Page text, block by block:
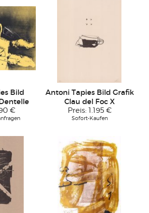
Bild
€
Antoni Tapies Bild Grafik
Clau del Foc X
Preis: 1.195 €
Sofort-Kaufen